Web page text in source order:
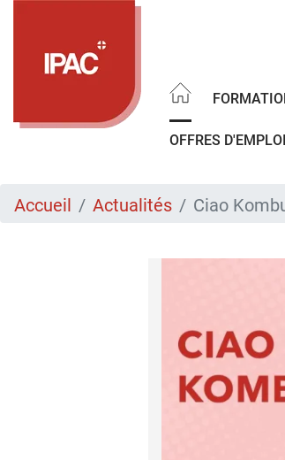
OFFRES D'EMPLOI
Accueil Actualités Ciao